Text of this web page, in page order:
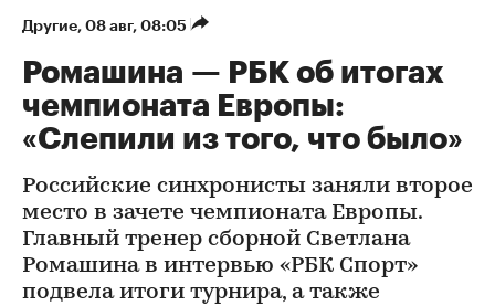
Другие 08 авг, 08:05
Ромашина — РБК об итогах
чемпионата Европы:
«Слепили из того, что было»
Российские синхронисты заняли второе
место в зачете чемпионата Европы.
Главный тренер сборной Светлана
Ромашина в интервью «РБК Спорт»
подвела итоги турнира, а также